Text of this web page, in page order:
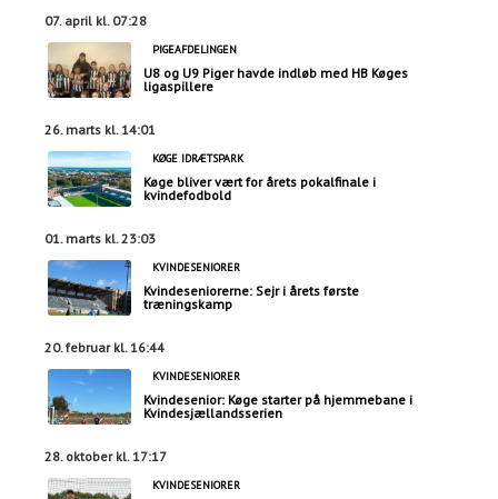
07. april kl. 07:28
PIGEAFDELINGEN
U8 og U9 Piger havde indløb med HB Køges
ligaspillere
26. marts kl. 14:01
KØGE IDRÆTSPARK
Køge bliver vært for årets pokalfinale i
kvindefodbold
01. marts kl. 23:03
KVINDESENIORER
Kvindeseniorerne: Sejr i årets første
træningskamp
20. februar kl. 16:44
KVINDESENIORER
Kvindesenior: Køge starter på hjemmebane i
Kvindesjællandsserien
28. oktober kl. 17:17
KVINDESENIORER